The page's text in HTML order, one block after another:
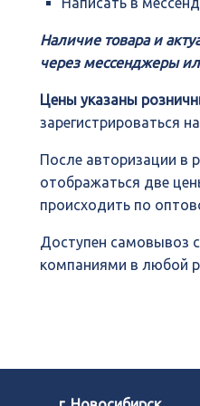
Наличие товара и
через мессенджеры
Цены указаны
зарегистрироваться
После авторизации в
отображаться две
происходить по
Доступен самовывоз
компаниями в любой